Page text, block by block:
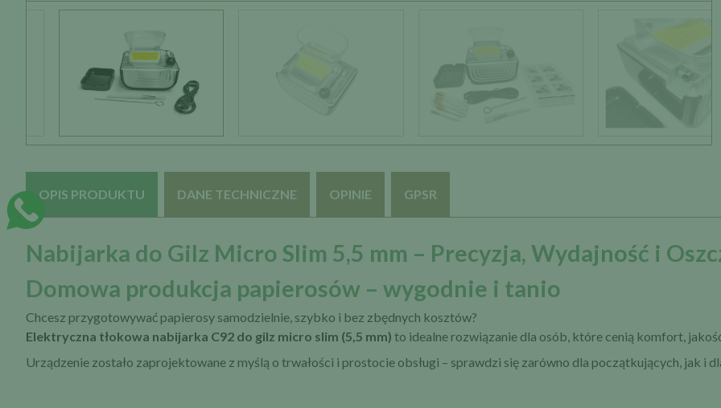
OPIS PRODUKTU DANE TECHNICZNE OPINIE GPSR
Nabijarka do Gilz Micro Slim 5,5 mm – Precyzja, Wydajność i
Domowa produkcja papierosów – wygodnie i tanio
Chcesz przygotowywać papierosy samodzielnie, szybko i bez zbędnych kosztów?
Elektryczna tłokowa nabijarka C92 do gilz micro slim (5,5 mm) to idealne rozwiązanie dla osób, które cenią komfort,
Urządzenie zostało zaprojektowane z myślą o trwałości i prostocie obsługi – sprawdzi się zarówno dla początkujących, jak i